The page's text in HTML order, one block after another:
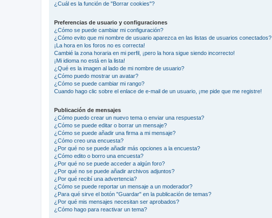
¿Cuál es la función de "Borrar cookies"?
Preferencias de usuario y configuraciones
¿Cómo se puede cambiar mi configuración?
¿Cómo evito que mi nombre de usuario aparezca en las listas de usuarios conectados?
¡La hora en los foros no es correcta!
Cambié la zona horaria en mi perfil, ¡pero la hora sigue siendo incorrecto!
¡Mi idioma no está en la lista!
¿Qué es la imagen al lado de mi nombre de usuario?
¿Cómo puedo mostrar un avatar?
¿Cómo se puede cambiar mi rango?
Cuando hago clic sobre el enlace de e-mail de un usuario, ¡me pide que me registre!
Publicación de mensajes
¿Cómo puedo crear un nuevo tema o enviar una respuesta?
¿Cómo se puede editar o borrar un mensaje?
¿Cómo se puede añadir una firma a mi mensaje?
¿Cómo creo una encuesta?
¿Por qué no se puede añadir más opciones a la encuesta?
¿Cómo edito o borro una encuesta?
¿Por qué no se puede acceder a algún foro?
¿Por qué no se puede añadir archivos adjuntos?
¿Por qué recibí una advertencia?
¿Cómo se puede reportar un mensaje a un moderador?
¿Para qué sirve el botón "Guardar" en la publicación de temas?
¿Por qué mis mensajes necesitan ser aprobados?
¿Cómo hago para reactivar un tema?